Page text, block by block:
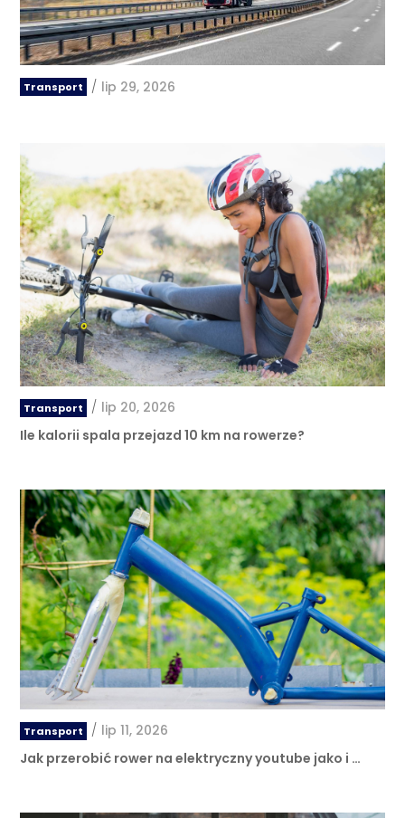
Transport / lip 29, 2026
Transport / lip 20, 2026
Ile kalorii spala przejazd 10 km na rowerze?
Transport / lip 11, 2026
Jak przerobić rower na elektryczny youtube jako i …